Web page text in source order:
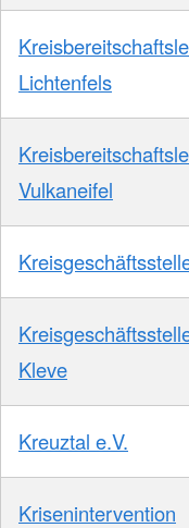
Lichtenfels
Vulkaneifel
Kleve
Kreuztal e.V.
Krisenintervention